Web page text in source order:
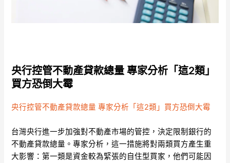
央行控管不動產貸款總量 專家分析「這2類」
買方恐倒大霉
央行控管不動產貸款總量 專家分析「這2類」買方恐倒大霉
台灣央行進一步加強對不動產市場的管控，決定限制銀行的
不動產貸款總量。專家分析，這一措施將對兩類買方產生重
大影響：第一類是資金較為緊張的自住型買家，他們可能因